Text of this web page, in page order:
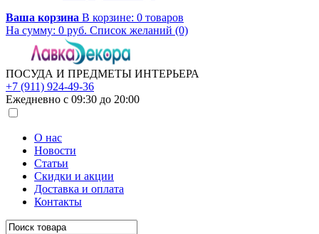
Ваша корзина В корзине: 0 товаров
На сумму: 0 руб. Список желаний (0)
ПОСУДА И ПРЕДМЕТЫ ИНТЕРЬЕРА
+7 (911) 924-49-36
Ежедневно с 09:30 до 20:00
О нас
Новости
Статьи
Скидки и акции
Доставка и оплата
Контакты